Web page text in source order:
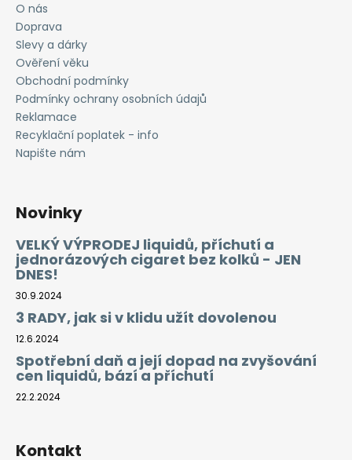
O nás
Doprava
Slevy a dárky
Ověření věku
Obchodní podmínky
Podmínky ochrany osobních údajů
Reklamace
Recyklační poplatek - info
Napište nám
Novinky
VELKÝ VÝPRODEJ liquidů, příchutí a
jednorázových cigaret bez kolků - JEN
DNES!
30.9.2024
3 RADY, jak si v klidu užít dovolenou
12.6.2024
Spotřební daň a její dopad na zvyšování
cen liquidů, bází a příchutí
22.2.2024
Kontakt